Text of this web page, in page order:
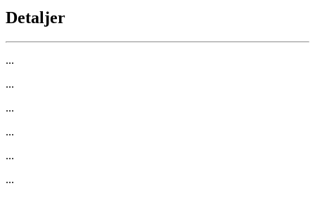
Detaljer
...
...
...
...
...
...